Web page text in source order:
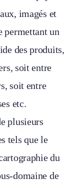
imagés et
permettant un
des produits,
soit entre
soit entre
etc.
plusieurs
tels que le
du
domaine de